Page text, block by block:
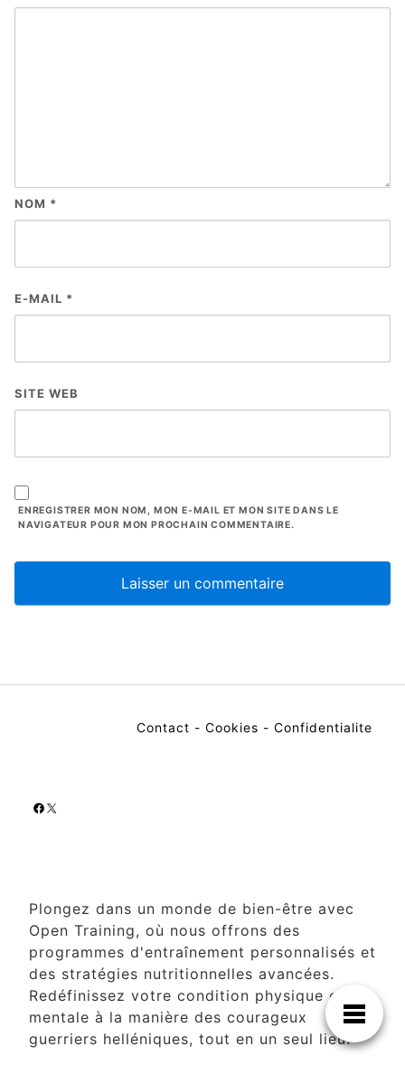
NOM *
E-MAIL *
SITE WEB
ENREGISTRER MON NOM, MON E-MAIL ET MON SITE DANS LE
NAVIGATEUR POUR MON PROCHAIN COMMENTAIRE.
Contact - Cookies - Confidentialite
Facebook
X
Plongez dans un monde de bien-être avec
Open Training, où nous offrons des
programmes d'entraînement personnalisés et
des stratégies nutritionnelles avancées.
Redéfinissez votre condition physique et
mentale à la manière des courageux
guerriers helléniques, tout en un seul lieu.